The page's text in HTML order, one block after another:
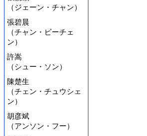
（ジェーン・チャン）
張碧晨
（チャン・ビーチェ
ン）
許嵩
（シュー・ソン）
陳楚生
（チェン・チュウシェ
ン）
胡彦斌
（アンソン・フー）